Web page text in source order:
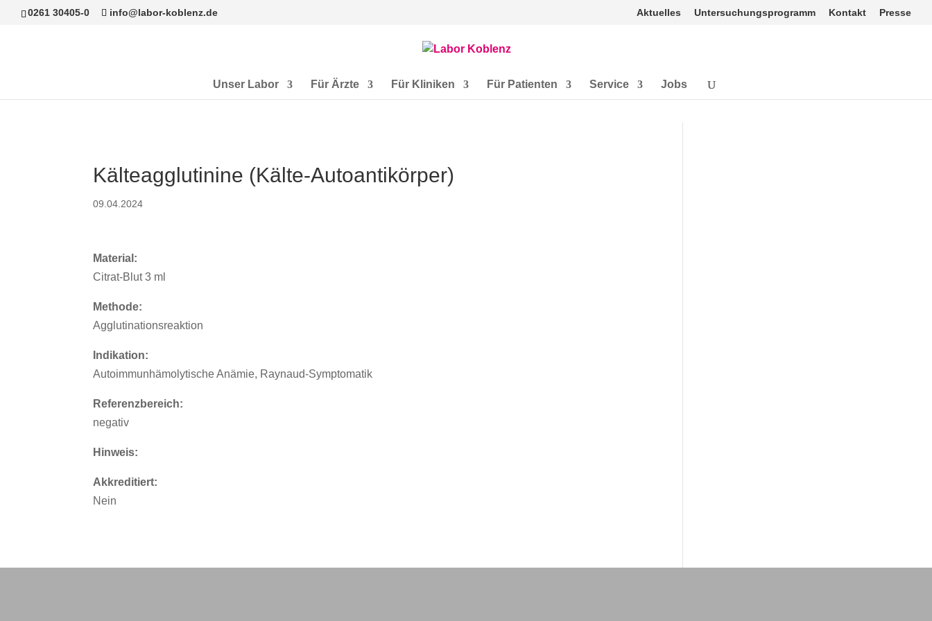
0261 30405-0 info@labor-koblenz.de Aktuelles Untersuchungsprogramm Kontakt Presse
Unser Labor Für Ärzte Für Kliniken Für Patienten Service Jobs
Kälteagglutinine (Kälte-Autoantikörper)
09.04.2024
Material:
Citrat-Blut 3 ml
Methode:
Agglutinationsreaktion
Indikation:
Autoimmunhämolytische Anämie, Raynaud-Symptomatik
Referenzbereich:
negativ
Hinweis:
Akkreditiert:
Nein